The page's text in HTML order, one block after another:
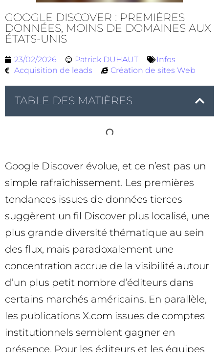
GOOGLE DISCOVER : PREMIÈRES
DONNÉES, MOINS DE DOMAINES AUX
ÉTATS-UNIS
23/02/2026 Patrick DUHAUT
Infos
Acquisition de leads
Création de sites Web
TABLE DES MATIÈRES
Google Discover évolue, et ce n’est pas un
simple rafraîchissement. Les premières
tendances issues de données tierces
suggèrent un fil Discover plus localisé, une
plus grande diversité thématique au sein
des flux, mais paradoxalement une
concentration accrue de la visibilité autour
d’un plus petit nombre d’éditeurs dans
certains marchés américains. En parallèle,
les publications X.com issues de comptes
institutionnels semblent gagner en
présence. Pour les éditeurs et les équipes